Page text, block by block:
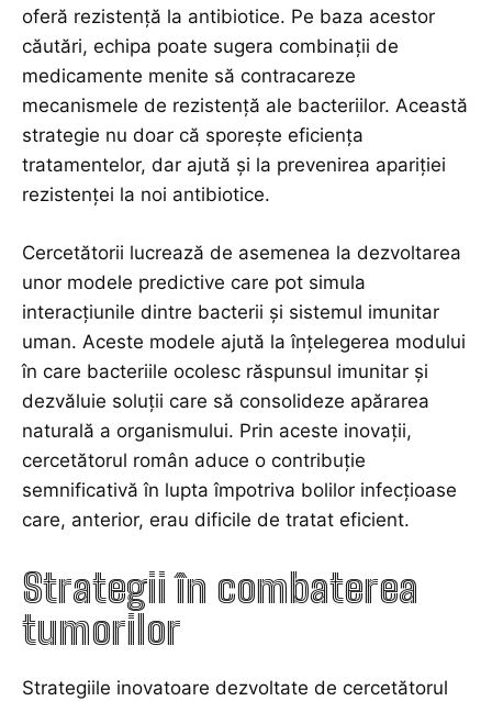
oferă rezistență la antibiotice. Pe baza acestor
căutări, echipa poate sugera combinații de
medicamente menite să contracareze
mecanismele de rezistență ale bacteriilor. Această
strategie nu doar că sporește eficiența
tratamentelor, dar ajută și la prevenirea apariției
rezistenței la noi antibiotice.
Cercetătorii lucrează de asemenea la dezvoltarea
unor modele predictive care pot simula
interacțiunile dintre bacterii și sistemul imunitar
uman. Aceste modele ajută la înțelegerea modului
în care bacteriile ocolesc răspunsul imunitar și
dezvăluie soluții care să consolideze apărarea
naturală a organismului. Prin aceste inovații,
cercetătorul român aduce o contribuție
semnificativă în lupta împotriva bolilor infecțioase
care, anterior, erau dificile de tratat eficient.
Strategii în combaterea
tumorilor
Strategiile inovatoare dezvoltate de cercetătorul